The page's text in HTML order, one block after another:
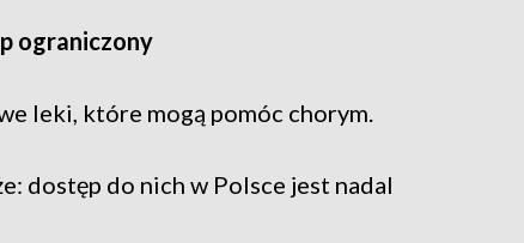
ograniczony
leki, które mogą pomóc chorym.
dostęp do nich w Polsce jest nadal